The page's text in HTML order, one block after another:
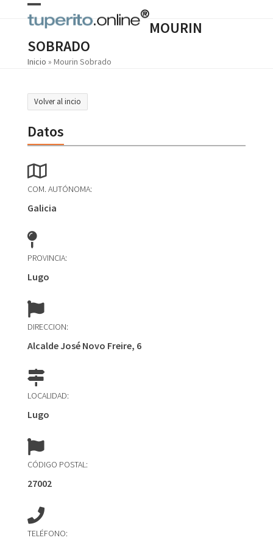
Open
mobile
menu
Close
mobile
menu
MOURIN
SOBRADO
Inicio » Mourin Sobrado
Volver al incio
Datos
COM. AUTÓNOMA:
Galicia
PROVINCIA:
Lugo
DIRECCION:
Alcalde José Novo Freire, 6
LOCALIDAD:
Lugo
CÓDIGO POSTAL:
27002
TELÉFONO: